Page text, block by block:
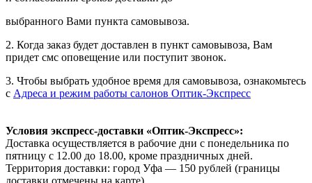
выбранного Вами пункта самовывоза.
2. Когда заказ будет доставлен в пункт самовывоза, Вам
придет смс оповещение или поступит звонок.
3. Чтобы выбрать удобное время для самовывоза, ознакомьтесь
с Адреса и режим работы салонов Оптик-Экспресс
Условия экспресс-доставки «Оптик-Экспресс»:
Доставка осуществляется в рабочие дни с понедельника по
пятницу с 12.00 до 18.00, кроме праздничных дней.
Территория доставки: город Уфа — 150 рублей (границы
доставки отмечены на карте).